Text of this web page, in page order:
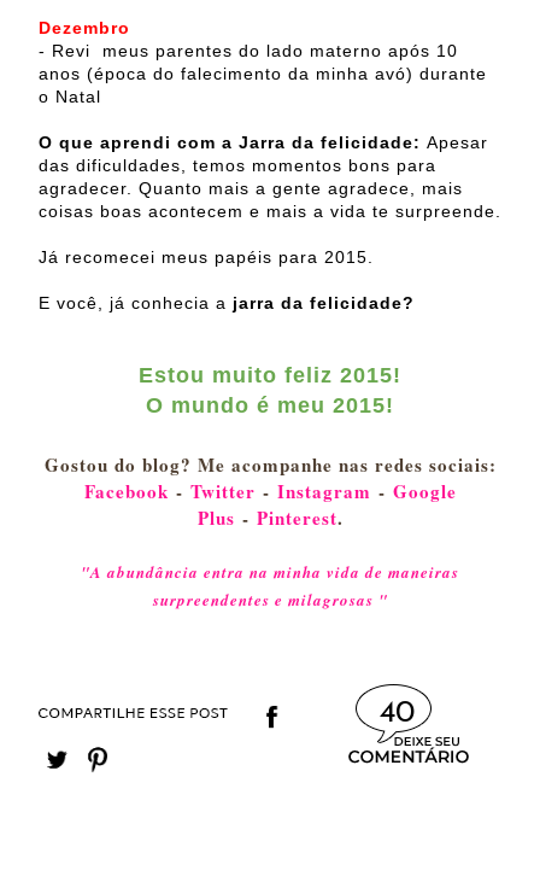
Dezembro
- Revi meus parentes do lado materno após 10
anos (época do falecimento da minha avó) durante
o Natal
O que aprendi com a Jarra da felicidade: Apesar
das dificuldades, temos momentos bons para
agradecer. Quanto mais a gente agradece, mais
coisas boas acontecem e mais a vida te surpreende.
Já recomecei meus papéis para 2015.
E você, já conhecia a jarra da felicidade?
Estou muito feliz 2015!
O mundo é meu 2015!
Gostou do blog? Me acompanhe nas redes sociais:
Facebook - Twitter - Instagram - Google
Plus - Pinterest.
"A abundância entra na minha vida de maneiras
surpreendentes e milagrosas "
40